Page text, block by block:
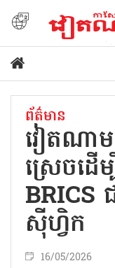
ព័ត៌មាន
វៀតណាម
ស្រេចដើ
BRICS
ស៊ីហ្វិក
16/05/2026